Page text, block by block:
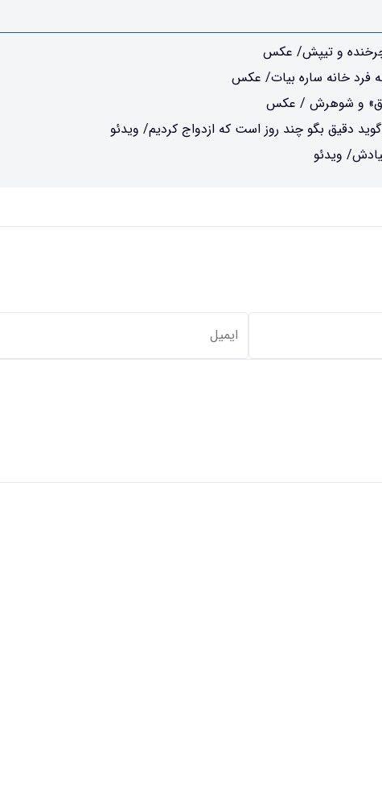
چرخنده و تیپش/ عکس
فرد خانه ساره بیات/ عکس
و شوهرش / عکس
دقیق بگو چند روز است که ازدواج کردیم/ ویدئو
ویدئو